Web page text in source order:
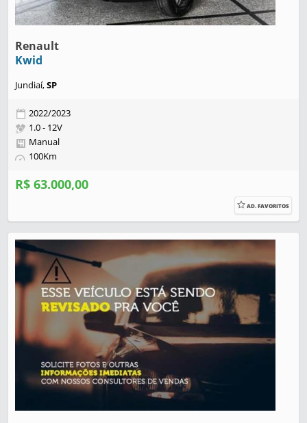
Renault
Kwid
Jundiaí,SP
2022/2023
1.0 - 12V
Manual
100Km
R$ 63.000,00
AD. FAVORITOS